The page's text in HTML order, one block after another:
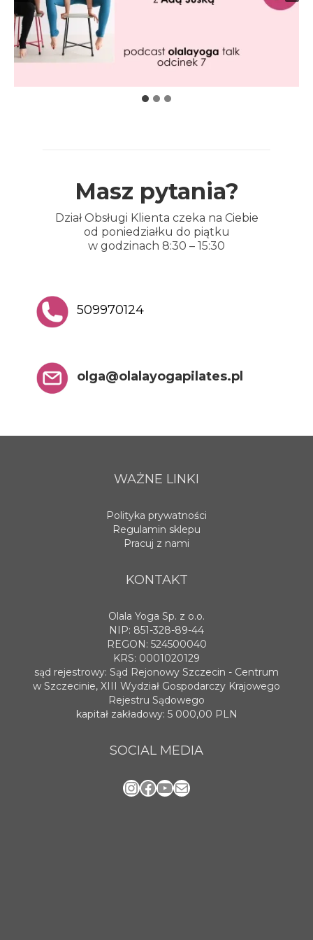
Masz pytania?
Dział Obsługi Klienta czeka na Ciebie
od poniedziałku do piątku
w godzinach 8:30 – 15:30
509970124
olga@olalayogapilates.pl
WAŻNE LINKI
Polityka prywatności
Regulamin sklepu
Pracuj z nami
KONTAKT
Olala Yoga Sp. z o.o.
NIP: 851-328-89-44
REGON: 524500040
KRS: 0001020129
sąd rejestrowy: Sąd Rejonowy Szczecin - Centrum
w Szczecinie, XIII Wydział Gospodarczy Krajowego
Rejestru Sądowego
kapitał zakładowy: 5 000,00 PLN
SOCIAL MEDIA
Instagram
Facebook
YouTube
Mail